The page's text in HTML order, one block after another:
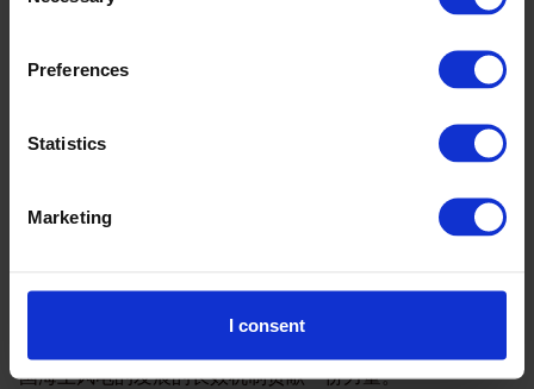
Preferences
Statistics
Marketing
I consent
本项目将关注广东省海上风电发展的几个主要领域，包括：
国家补贴如何向省级竞争性配置机制过渡；
要。中国海上风电市场正处于关键的过渡阶段，短期内做出
国海上风电的发展的长效机制贡献一份力量。